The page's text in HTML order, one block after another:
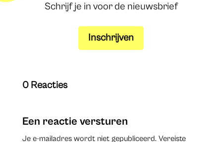
Schrijf je in voor de nieuwsbrief
Inschrijven
0 Reacties
Een reactie versturen
Je e-mailadres wordt niet gepubliceerd. Vereiste